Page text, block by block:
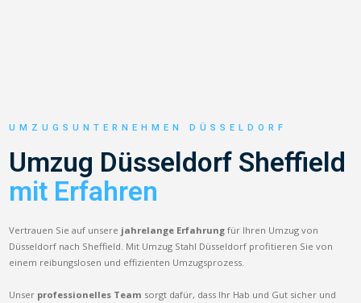
UMZUGSUNTERNEHMEN DÜSSELDORF
Umzug Düsseldorf Sheffield
mit Erfahren
Vertrauen Sie auf unsere jahrelange Erfahrung für Ihren Umzug von
Düsseldorf nach Sheffield. Mit Umzug Stahl Düsseldorf profitieren Sie von
einem reibungslosen und effizienten Umzugsprozess.
Unser professionelles Team sorgt dafür, dass Ihr Hab und Gut sicher und